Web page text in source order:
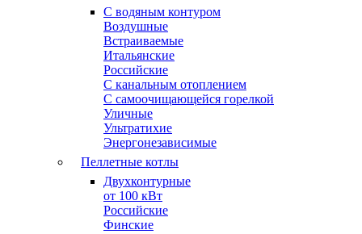
C водяным контуром
Воздушные
Встраиваемые
Итальянские
Российские
С канальным отоплением
С самоочищающейся горелкой
Уличные
Ультратихие
Энергонезависимые
Пеллетные котлы
Двухконтурные
от 100 кВт
Российские
Финские